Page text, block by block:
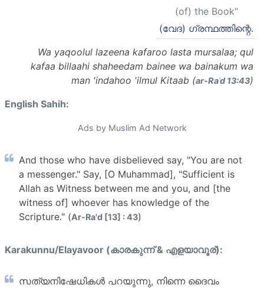
(of) the Book"
(വേദ) ഗ്രന്ഥത്തിന്റെ.
Wa yaqoolul lazeena kafaroo lasta mursalaa; qul
kafaa billaahi shaheedam bainee wa bainakum wa
man 'indahoo 'ilmul Kitaab (ar-Raʿd 13:43)
English Sahih:
Ads by Muslim Ad Network
And those who have disbelieved say, "You are not
a messenger." Say, [O Muhammad], "Sufficient is
Allah as Witness between me and you, and [the
witness of] whoever has knowledge of the
Scripture." (Ar-Ra'd [13] : 43)
Karakunnu/Elayavoor (കാരകുന്ന് & എളയാവൂര്):
സത്യനിഷേധികള്‍ പറയുന്നു, നിന്നെ ദൈവം